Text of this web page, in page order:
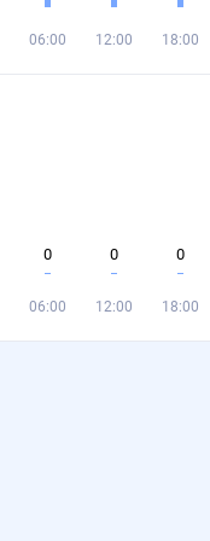
06:00 12:00 18:00
0
06:00
0
12:00
0
18:00